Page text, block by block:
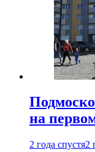
на
2 года спустя2